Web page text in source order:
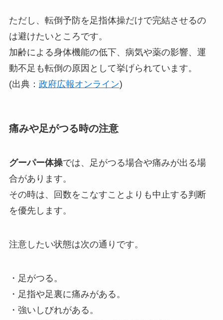
ただし、転倒予防を足指体操だけで完結させるの
は避けたいところです。
加齢による身体機能の低下、病気や薬の影響、運
動不足も転倒の原因として挙げられています。
(出典： 政府広報オンライン)
痛みや足がつる時の注意
グーパー体操では、足がつる場合や痛みが出る場
合があります。
その時は、回数をこなすことよりも中止する判断
を優先します。
注意したい状態は次の通りです。
・足がつる。
・足指や足裏に痛みがある。
・強いしびれがある。